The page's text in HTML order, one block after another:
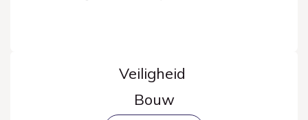
Veiligheid
Bouw